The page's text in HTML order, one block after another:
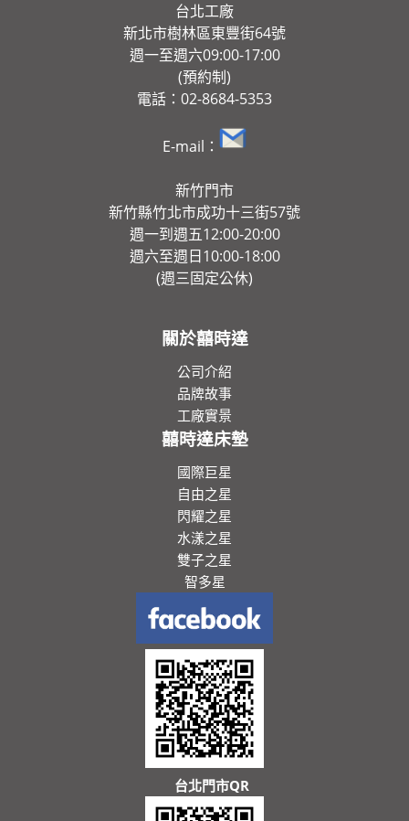
台北工廠
新北市樹林區東豐街64號
週一至週六09:00-17:00
(預約制)
電話：02-8684-5353
E-mail：
新竹門市
新竹縣竹北市成功十三街57號
週一到週五12:00-20:00
週六至週日10:00-18:00
(週三固定公休)
關於囍時達
公司介紹
品牌故事
工廠實景
囍時達床墊
國際巨星
自由之星
閃耀之星
水漾之星
雙子之星
智多星
台北門市QR